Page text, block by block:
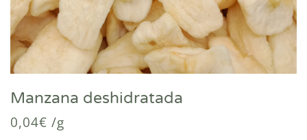
Manzana deshidratada
0,04€ /g